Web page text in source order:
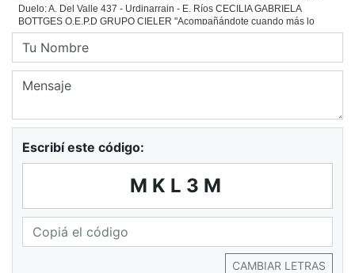
Escribí este código:
MKL3M
CAMBIAR LETRAS